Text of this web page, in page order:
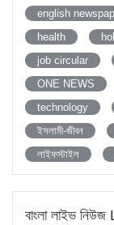
english
health
job circular
ONE NEWS
technology
ইসলামী-জীবন
লাইফস্টাইল
বাংলা লাইভ